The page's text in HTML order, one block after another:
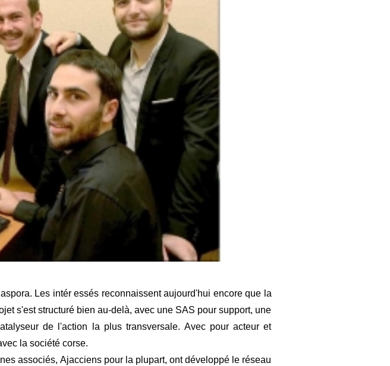
Les intér essés reconnaissent aujourd'hui encore que la
s'est structuré bien au-delà, avec une SAS pour support, une
de l'action la plus transversale. Avec pour acteur et
la société corse.
associés, Ajacciens pour la plupart, ont développé le réseau